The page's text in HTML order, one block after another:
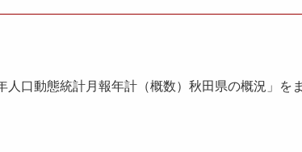
人口動態統計月報年計（概数）秋田県の概況」を